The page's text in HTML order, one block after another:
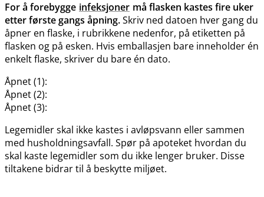
For å forebygge infeksjoner må flasken kastes fire uker
etter første gangs åpning.Skriv ned datoen hver gang du
åpner en flaske, i rubrikkene nedenfor, på etiketten på
flasken og på esken. Hvis emballasjen bare inneholder én
enkelt flaske, skriver du bare én dato.
Åpnet (1):
Åpnet (2):
Åpnet (3):
Legemidler skal ikke kastes i avløpsvann eller sammen
med husholdningsavfall. Spør på apoteket hvordan du
skal kaste legemidler som du ikke lenger bruker. Disse
tiltakene bidrar til å beskytte miljøet.